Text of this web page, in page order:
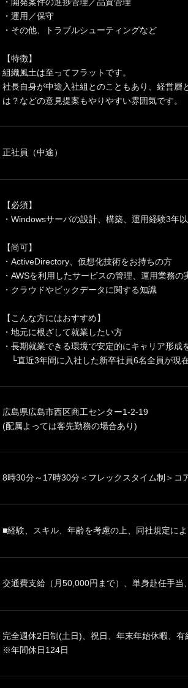
・運用／保守
・その他、トラブルシューティングなど
【特徴】
組織風土は至ってフラットです。
社長自身が中途入社組とのこともあり、経営層
は？などの意見提案もやりやすい雰囲気です。
正社員（中途）
【必須】
・Windowsサーバの設計、構築、運用経験3年
【尚可】
・ActiveDirectory、仮想化技術をお持ちの方
・AWSを利用したサービスの管理、運用業務の
・クラウドやビックデータに関する知識
【こんな方にはおすすめ】
・地元に根ざして就業したい方
・長期就業できる環境で安定的にキャリア形成
└直近3年間に入社した新卒社員6名全員が現
広島県広島市西区商工センター1-2-19
(配属よっては客先勤務の場合あり)
8時30分～17時30分＜フレックスタイム制＞コ
■経験、スキル、年齢を考慮の上、同社規定に
交通費支給（月50,000円まで）、単身赴任手
完全週休2日制(土日)、祝日、年末年始休暇、
※年間休日124日